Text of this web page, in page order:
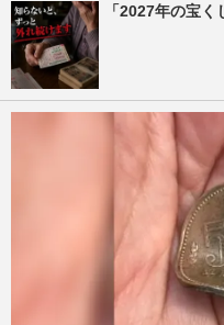
「2027年の宝